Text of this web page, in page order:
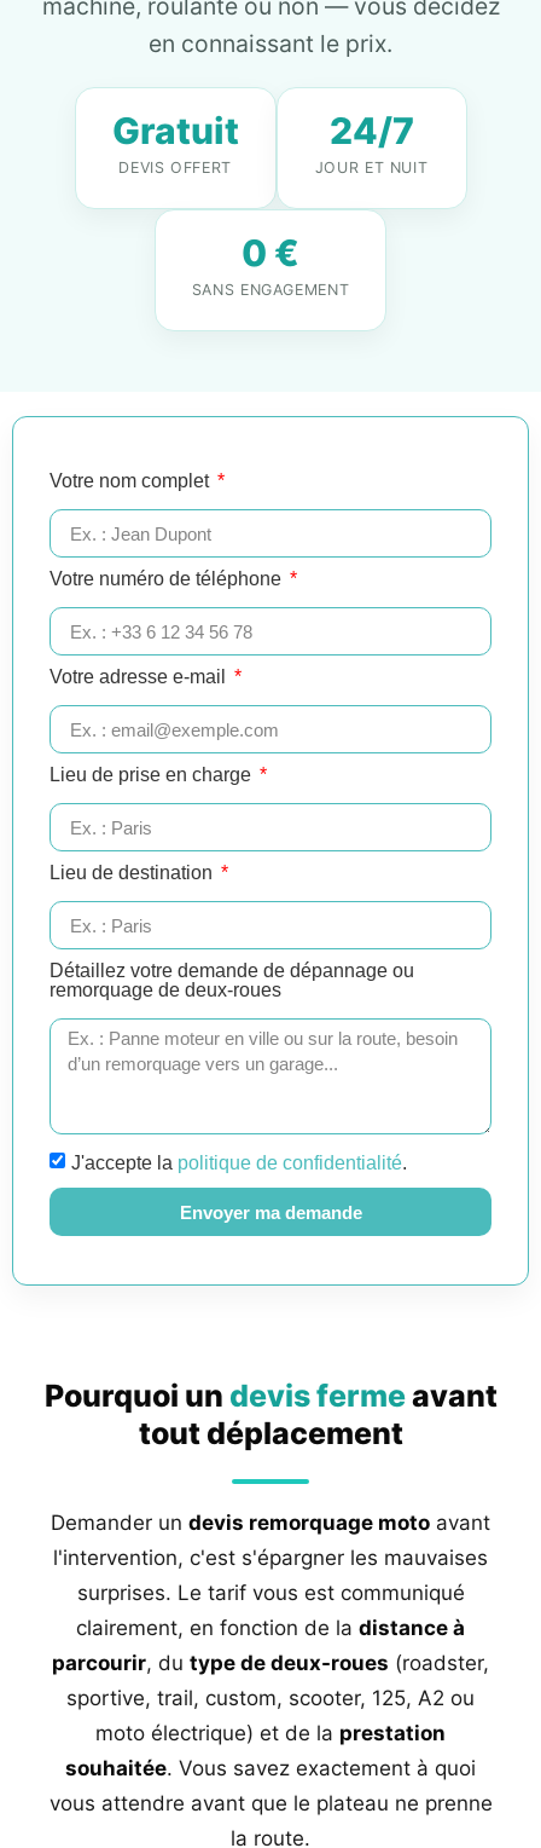
machine, roulante ou non — vous décidez
en connaissant le prix.
Gratuit
DEVIS OFFERT
24/7
JOUR ET NUIT
0 €
SANS ENGAGEMENT
Votre nom complet
Votre numéro de téléphone
Votre adresse e-mail
Lieu de prise en charge
Lieu de destination
Détaillez votre demande de dépannage ou
remorquage de deux-roues
J'accepte la politique de confidentialité.
Envoyer ma demande
Pourquoi un devis fermeavant
tout déplacement
Demander un devis remorquage moto avant
l'intervention, c'est s'épargner les mauvaises
surprises. Le tarif vous est communiqué
clairement, en fonction de la distance à
parcourir, du type de deux-roues (roadster,
sportive, trail, custom, scooter, 125, A2 ou
moto électrique) et de la prestation
souhaitée. Vous savez exactement à quoi
vous attendre avant que le plateau ne prenne
la route.